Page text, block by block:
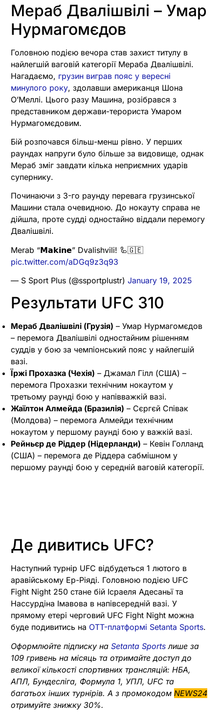
Мераб Двалішвілі – Умар
Нурмагомєдов
Головною подією вечора став захист титулу в
найлегшій ваговій категорії Мераба Двалішвілі.
Нагадаємо, грузин виграв пояс у вересні
минулого року, здолавши американця Шона
ОʼМеллі. Цього разу Машина, розібрався з
представником держави-терориста Умаром
Нурмагомєдовим.
Бій розпочався більш-менш рівно. У перших
раундах напруги було більше за видовище, однак
Мераб зміг завдати кілька неприємних ударів
супернику.
Починаючи з 3-го раунду перевага грузинської
Машини стала очевидною. До нокауту справа не
дійшла, проте судді одностайно віддали перемогу
Двалішвілі.
Merab “𝗠𝗮𝗸𝗶𝗻𝗲” Dvalishvili! 🦾🇬🇪
pic.twitter.com/aDGq9z3q93
— S Sport Plus (@ssportplustr) January 19, 2025
Результати UFC 310
Мераб Двалішвілі (Грузія) – Умар Нурмагомєдов
– перемога Двалішвілі одностайним рішенням
суддів у бою за чемпіонський пояс у найлегшій
вазі.
Їржі Прохазка (Чехія) – Джамал Гілл (США) –
перемога Прохазки технічним нокаутом у
третьому раунді бою у напівважкій вазі.
Жаїлтон Алмейда (Бразилія) – Сєргєй Співак
(Молдова) – перемога Алмейди технічним
нокаутом у першому раунді бою у важкій вазі.
Рейньєр де Ріддер (Нідерланди) – Кевін Голланд
(США) – перемога де Ріддера сабмішном у
першому раунді бою у середній ваговій категорії.
Де дивитись UFC?
Наступний турнір UFC відбудеться 1 лютого в
аравійському Ер-Ріяді. Головною подією UFC
Fight Night 250 стане бій Ісраеля Адесаньї та
Нассурдіна Імавова в напівсередній вазі. У
прямому етері черговий UFC Fight Night можна
буде подивитись на OTT-платформі Setanta Sports.
Оформлюйте підписку на Setanta Sports лише за
109 гривень на місяць та отримайте доступ до
великої кількості спортивних трансляцій: НБА,
АПЛ, Бундесліга, Формула 1, УПЛ, UFC та
багатьох інших турнірів. А з промокодом NEWS24
отримуйте знижку 30%.